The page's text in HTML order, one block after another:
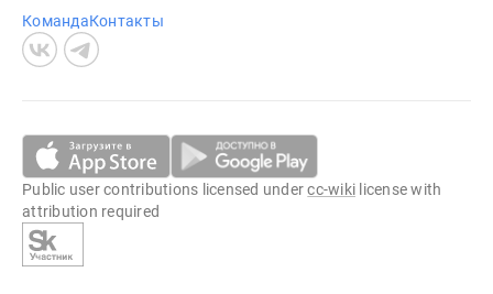
КомандаКонтакты
Public user contributions licensed undercc-wiki license with
attribution required